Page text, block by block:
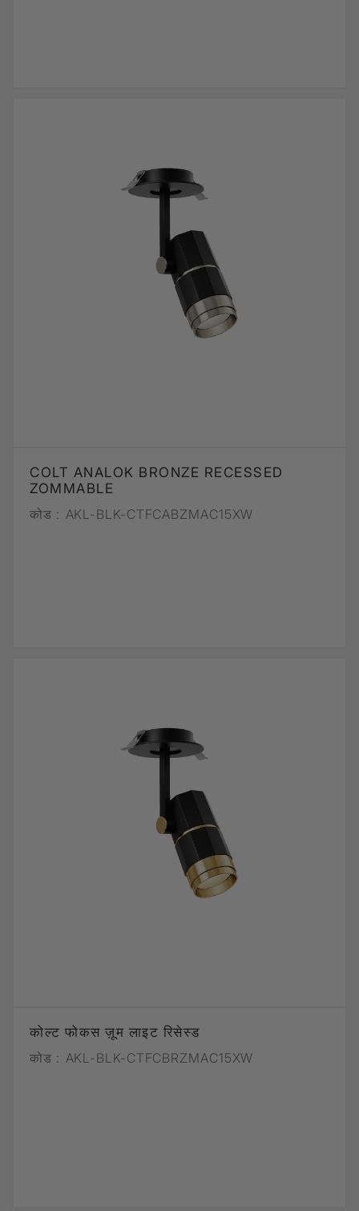
COLT ANALOK BRONZE RECESSED
ZOMMABLE
कोड : AKL-BLK-CTFCABZMAC15XW
कोल्ट फोकस ज़ूम लाइट रिसेस्ड
कोड : AKL-BLK-CTFCBRZMAC15XW